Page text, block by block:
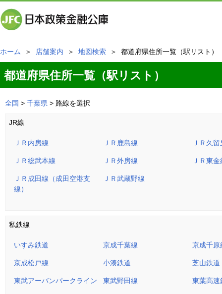
ホーム ＞ 店舗案内 ＞ 地図検索 ＞ 都道府県住所一覧（駅リスト）
都道府県住所一覧（駅リスト）
全国 > 千葉県 > 路線を選択
JR線
ＪＲ内房線 ＪＲ鹿島線 ＪＲ久
ＪＲ総武本線 ＪＲ外房線 ＪＲ東金
ＪＲ成田線（成田空港支
線）
ＪＲ武蔵野線
私鉄線
いすみ鉄道 京成千葉線 京成千原
京成松戸線 小湊鉄道 芝山鉄道
東武アーバンパークライン 東武野田線 東葉高速